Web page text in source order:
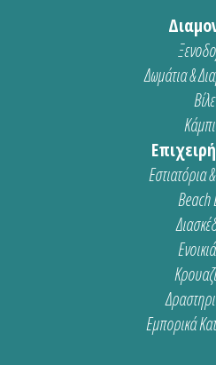
Δωμάτια &
Εστιατόρια
Beach
Εμπορικά